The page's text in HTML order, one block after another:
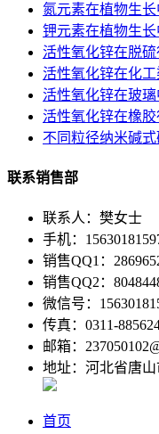
氮元素在植物生
钾元素在植物生
活性氧化锌在脱硫
活性氧化锌在化
活性氧化锌在玻璃
活性氧化锌在橡
不同粒径纳米碱
联系销售部
联系人：樊女士
手机：
销售QQ1：
销售QQ2：
微信号：
传真：0311-
邮箱：
地址：河北省唐山
首页